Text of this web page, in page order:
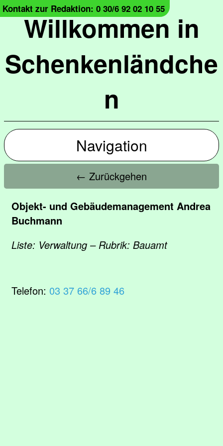
Willkommen in
Schenkenländche
n
Kontakt zur Redaktion: 0 30/6 92 02 10 55
Navigation
← Zurückgehen
Objekt- und Gebäudemanagement Andrea
Buchmann
Liste: Verwaltung – Rubrik: Bauamt
Telefon: 03 37 66/6 89 46